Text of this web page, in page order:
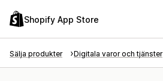
Shopify App Store
Sälja produkter Digitala varor och tjänster